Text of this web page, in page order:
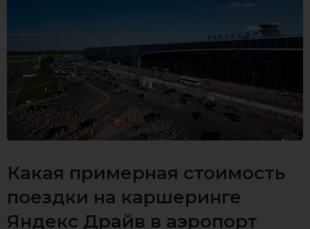
Какая примерная стоимость
поездки на каршеринге
Яндекс Драйв в аэропорт